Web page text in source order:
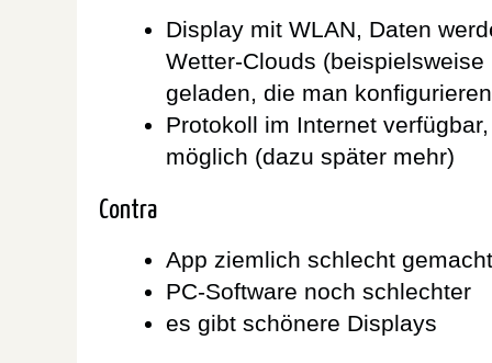
Display mit WLAN, Daten
Wetter-Clouds (beispielsweise
geladen, die man
Protokoll im Internet
möglich (dazu später mehr)
Contra
App ziemlich schlecht gemacht
PC-Software noch schlechter
es gibt schönere Displays